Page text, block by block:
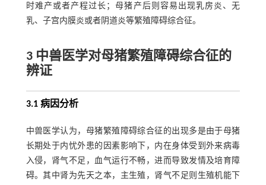
时难产或者产程过长；母猪产后则容易出现乳房炎、无
乳、子宫内膜炎或者阴道炎等繁殖障碍综合征。
3 中兽医学对母猪繁殖障碍综合征的
辨证
3.1 病因分析
中兽医学认为，母猪繁殖障碍综合征的出现多是由于母猪
长期处于内忧外患的因素影响下，内在身体受到外来病毒
入侵，肾气不足，血气运行不畅，进而导致发情及培育障
碍。其中肾为先天之本，主生殖，肾气不足则生殖机能下